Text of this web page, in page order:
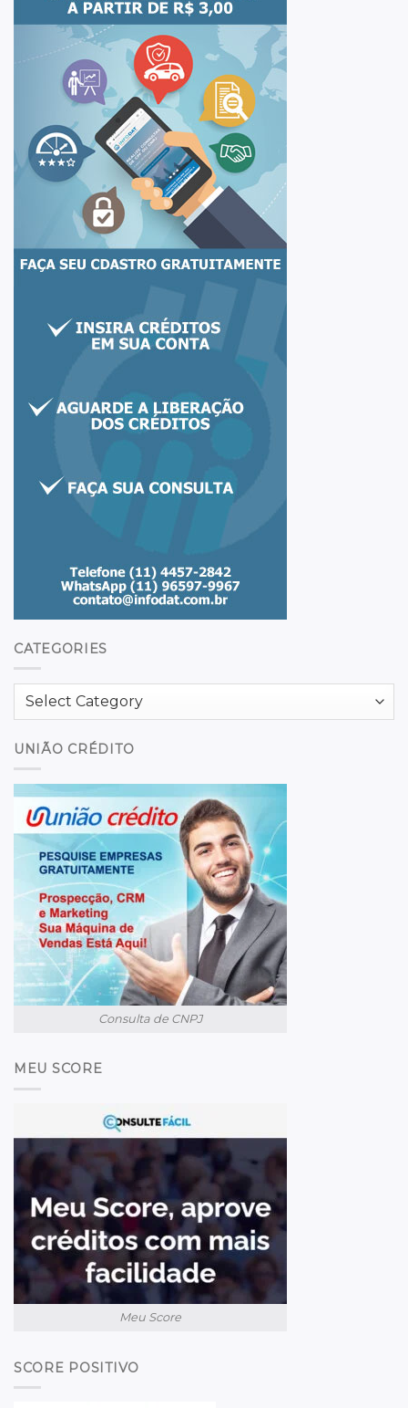
CATEGORIES
UNIÃO CRÉDITO
Consulta de CNPJ
MEU SCORE
Meu Score
SCORE POSITIVO